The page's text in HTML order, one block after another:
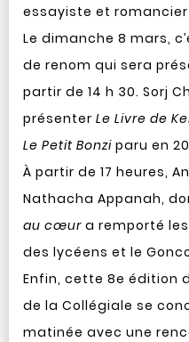
essayiste et romancier
Le dimanche 8 mars,
de renom qui sera
partir de 14 h 30. Sorj
présenter Le Livre de
Le Petit Bonzi paru en
À partir de 17 heures,
Nathacha Appanah,
au cœur a remporté
des lycéens et le
Enfin, cette 8e édition
de la Collégiale se
matinée avec une